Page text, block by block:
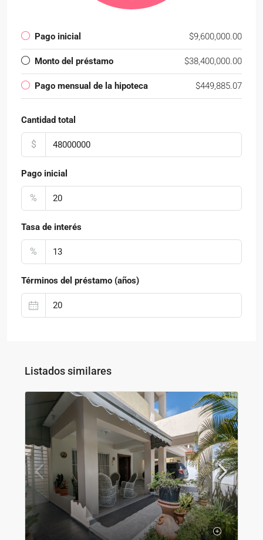
Pago inicial $9,600,000.00
Monto del préstamo $38,400,000.00
Pago mensual de la hipoteca $449,885.07
Cantidad total
$
Pago inicial
%
Tasa de interés
%
Términos del préstamo (años)
Listados similares